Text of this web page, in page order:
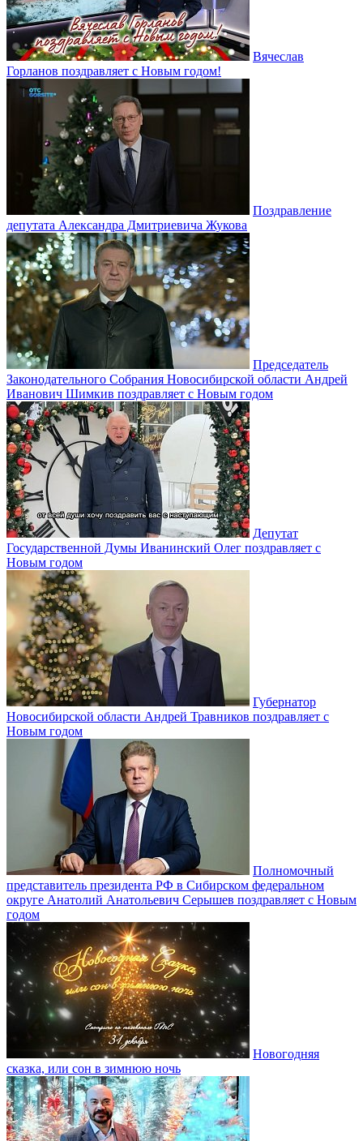
Вячеслав
Горланов поздравляет с Новым годом!
Поздравление
депутата Александра Дмитриевича Жукова
Председатель
Законодательного Собрания Новосибирской области Андрей
Иванович Шимкив поздравляет с Новым годом
Депутат
Государственной Думы Иванинский Олег поздравляет с
Новым годом
Губернатор
Новосибирской области Андрей Травников поздравляет с
Новым годом
Полномочный
представитель президента РФ в Сибирском федеральном
округе Анатолий Анатольевич Серышев поздравляет с Новым
годом
Новогодняя
сказка, или сон в зимнюю ночь